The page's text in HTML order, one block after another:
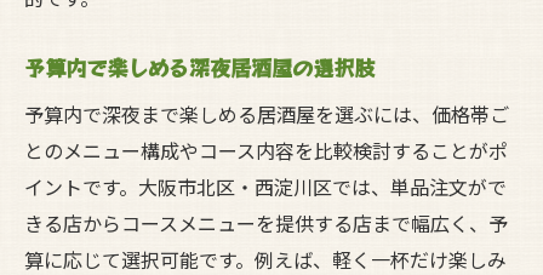
予算内で楽しめる深夜居酒屋の選択肢
予算内で深夜まで楽しめる居酒屋を選ぶには、価格帯ご
とのメニュー構成やコース内容を比較検討することがポ
イントです。大阪市北区・西淀川区では、単品注文がで
きる店からコースメニューを提供する店まで幅広く、予
算に応じて選択可能です。例えば、軽く一杯だけ楽しみ